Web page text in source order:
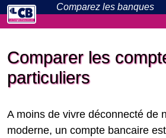
Comparez les banques
Comparer les
particuliers
A moins de vivre déconnecté de
moderne, un compte bancaire